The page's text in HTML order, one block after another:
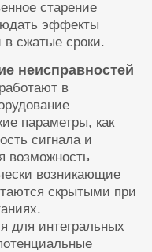
старение
эффекты
в сжатые сроки.
неисправностей
в
параметры, как
сигнала и
возможность
возникающие
скрытыми при
для интегральных